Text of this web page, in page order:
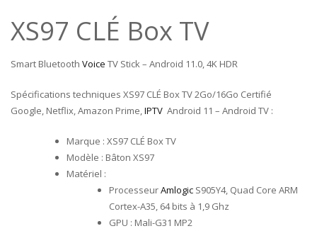
XS97 CLÉ Box TV
Smart Bluetooth Voice TV Stick – Android 11.0, 4K HDR
Spécifications techniques XS97 CLÉ Box TV 2Go/16Go Certifié
Google, Netflix, Amazon Prime,IPTV Android 11 – Android TV :
Marque : XS97 CLÉ Box TV
Modèle : Bâton XS97
Matériel :
ProcesseurAmlogicS905Y4, Quad Core ARM
Cortex-A35, 64 bits à 1,9 Ghz
GPU : Mali-G31 MP2